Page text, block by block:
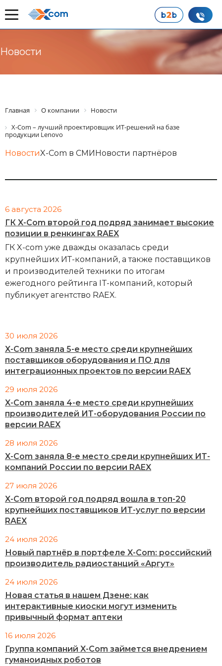
Новости
Главная О компании
Новости
X-Com – лучший проектировщик ИТ-решений на базе
продукции Lenovo
НовостиX-Com в СМИНовости партнёров
6 августа 2026
ГК X-Com второй год подряд занимает высокие
позиции в ренкингах RAEX
ГК X-com уже дважды оказалась среди
крупнейших ИТ-компаний, а также поставщиков
и производителей техники по итогам
ежегодного рейтинга IT-компаний, который
публикует агентство RAEX.
30 июля 2026
X-Com заняла 5-е место среди крупнейших
поставщиков оборудования и ПО для
интеграционных проектов по версии RAEX
29 июля 2026
X-Com заняла 4-е место среди крупнейших
производителей ИТ-оборудования России по
версии RAEX
28 июля 2026
X-Com заняла 8-е место среди крупнейших ИТ-
компаний России по версии RAEX
27 июля 2026
X-Com второй год подряд вошла в топ-20
крупнейших поставщиков ИТ-услуг по версии
RAEX
24 июля 2026
Новый партнёр в портфеле X-Com: российский
производитель радиостанций «Аргут»
24 июля 2026
Новая статья в нашем Дзене: как
интерактивные киоски могут изменить
привычный формат аптеки
16 июля 2026
Группа компаний X-Com займется внедрением
гуманоидных роботов